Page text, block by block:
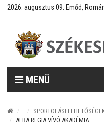
2026. augusztus 09. Emőd,
MENÜ
SPORTOLÁSI
ALBA REGIA VÍVÓ AKADÉMIA